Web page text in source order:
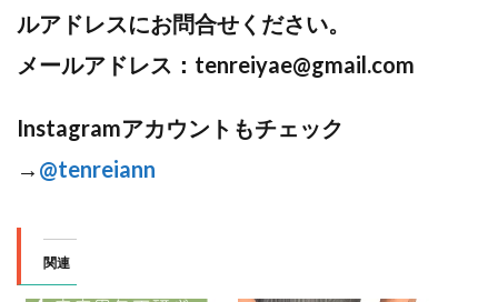
ルアドレスにお問合せください。
メールアドレス：tenreiyae@gmail.com
Instagramアカウントもチェック
→ @tenreiann
関連